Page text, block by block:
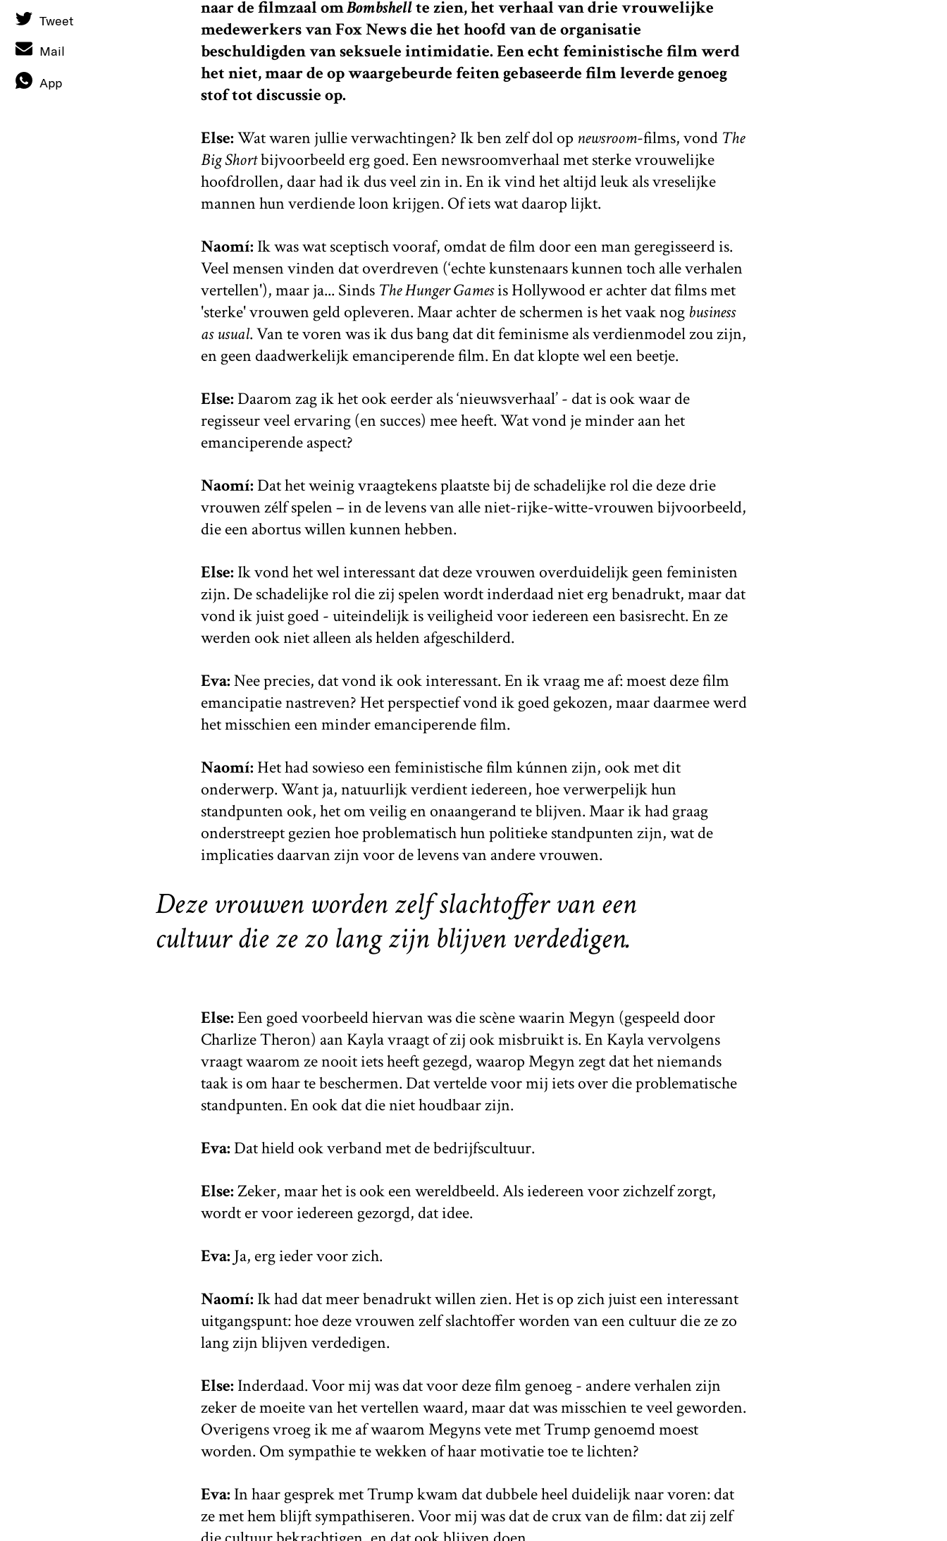
naar de filmzaal omBombshellte zien, het verhaal van drie vrouwelijke
medewerkers van Fox News die het hoofd van de organisatie
beschuldigden van seksuele intimidatie. Een echt feministische film werd
het niet, maar de op waargebeurde feiten gebaseerde film leverde genoeg
stof tot discussie op.
Else:Wat waren jullie verwachtingen? Ik ben zelf dol op newsroom-films, vond The
Big Shortbijvoorbeeld erg goed. Een newsroomverhaal met sterke vrouwelijke
hoofdrollen, daar had ik dus veel zin in. En ik vind het altijd leuk als vreselijke
mannen hun verdiende loon krijgen. Of iets wat daarop lijkt.
Naomí: Ik was wat sceptisch vooraf, omdat de film door een man geregisseerd is.
Veel mensen vinden dat overdreven (‘echte kunstenaars kunnen toch alle verhalen
vertellen'), maar ja... Sinds The Hunger Gamesis Hollywood er achter dat films met
'sterke' vrouwen geld opleveren. Maar achter de schermen is het vaak nog business
as usual. Van te voren was ik dus bang dat dit feminisme als verdienmodel zou zijn,
en geen daadwerkelijk emanciperende film. En dat klopte wel een beetje.
Else: Daarom zag ik het ook eerder als ‘nieuwsverhaal’ - dat is ook waar de
regisseur veel ervaring (en succes) mee heeft. Wat vond je minder aan het
emanciperende aspect?
Naomí: Dat het weinig vraagtekens plaatste bij de schadelijke rol die deze drie
vrouwen zélf spelen – in de levens van alle niet-rijke-witte-vrouwen bijvoorbeeld,
die een abortus willen kunnen hebben.
Else: Ik vond het wel interessant dat deze vrouwen overduidelijk geen feministen
zijn. De schadelijke rol die zij spelen wordt inderdaad niet erg benadrukt, maar dat
vond ik juist goed - uiteindelijk is veiligheid voor iedereen een basisrecht. En ze
werden ook niet alleen als helden afgeschilderd.
Eva:Nee precies, dat vond ik ook interessant. En ik vraag me af: moest deze film
emancipatie nastreven? Het perspectief vond ik goed gekozen, maar daarmee werd
het misschien een minder emanciperende film.
Naomí: Het had sowieso een feministische film kúnnen zijn, ook met dit
onderwerp. Want ja, natuurlijk verdient iedereen, hoe verwerpelijk hun
standpunten ook, het om veilig en onaangerand te blijven. Maar ik had graag
onderstreept gezien hoe problematisch hun politieke standpunten zijn, wat de
implicaties daarvan zijn voor de levens van andere vrouwen.
Deze vrouwen worden zelf slachtoffer van een
cultuur die ze zo lang zijn blijven verdedigen.
Else:Een goed voorbeeld hiervan was die scène waarin Megyn (gespeeld door
Charlize Theron) aan Kayla vraagt of zij ook misbruikt is. En Kayla vervolgens
vraagt waarom ze nooit iets heeft gezegd, waarop Megyn zegt dat het niemands
taak is om haar te beschermen. Dat vertelde voor mij iets over die problematische
standpunten. En ook dat die niet houdbaar zijn.
Eva: Dat hield ook verband met de bedrijfscultuur.
Else:Zeker, maar het is ook een wereldbeeld. Als iedereen voor zichzelf zorgt,
wordt er voor iedereen gezorgd, dat idee.
Eva: Ja, erg ieder voor zich.
Naomí: Ik had dat meer benadrukt willen zien. Het is op zich juist een interessant
uitgangspunt: hoe deze vrouwen zelf slachtoffer worden van een cultuur die ze zo
lang zijn blijven verdedigen.
Else: Inderdaad. Voor mij was dat voor deze film genoeg - andere verhalen zijn
zeker de moeite van het vertellen waard, maar dat was misschien te veel geworden.
Overigens vroeg ik me af waarom Megyns vete met Trump genoemd moest
worden. Om sympathie te wekken of haar motivatie toe te lichten?
Eva: In haar gesprek met Trump kwam dat dubbele heel duidelijk naar voren: dat
ze met hem blijft sympathiseren. Voor mij was dat de crux van de film: dat zij zelf
Tweet
Mail
App